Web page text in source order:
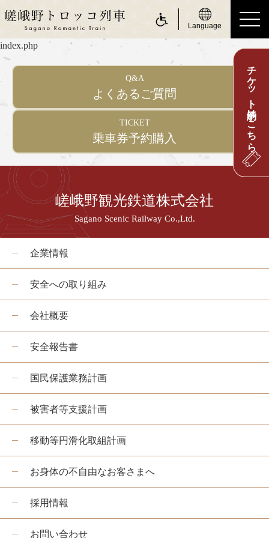
Language
ride a Sagano Romantic Train
運賃・乗車券のご案内
座席のご案内
お身体の不自由なお客さまへ
about Sagano Romantic Train
嵯峨野トロッコについて
嵯峨野トロッコ列車とは
季節ごとの楽しみ方
ツアー紹介
お知らせ
各駅情報
各駅情報一覧
トロッコ嵯峨駅
トロッコ嵐山駅
チケット予約はこちら
index.php
Q&A
よくあるご質問
TICKET
乗車券予約購入
嵯峨野観光鉄道株式会社
Sagano Scenic Railway Co.,Ltd.
企業情報
安全への取り組み
会社概要
安全報告書
国民保護業務計画
被害者等支援計画
移動等円滑化取組計画
お身体の不自由なお客さまへ
採用情報
お問い合わせ